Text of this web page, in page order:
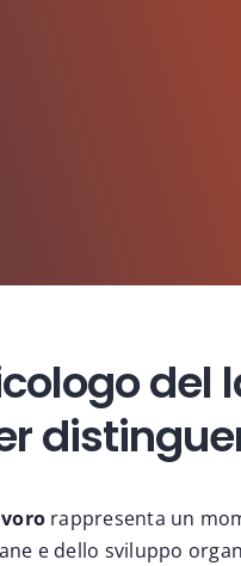
del
rappresenta un
e dello sviluppo